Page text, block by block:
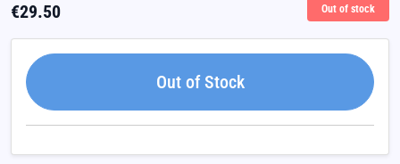
€29.50 Out of stock
Out of Stock